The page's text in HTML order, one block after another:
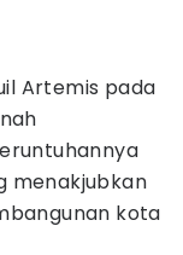
Artemis pada
menakjubkan
kota